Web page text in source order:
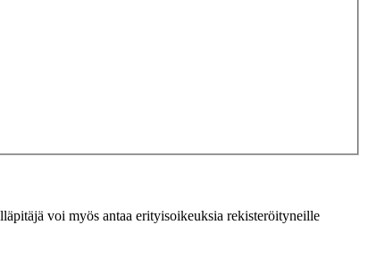
voi myös antaa erityisoikeuksia rekisteröityneille